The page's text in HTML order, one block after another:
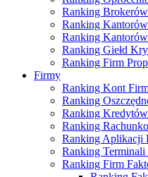
Ranking
Ranking
Ranking
Ranking Giełd
Ranking Firm
Firmy
Ranking Kont
Ranking
Ranking
Ranking
Ranking Aplikacji
Ranking Terminali
Ranking Firm